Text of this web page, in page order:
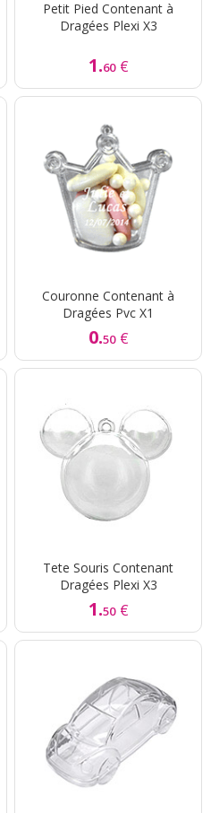
Petit Pied Contenant à
Dragées Plexi X3
1.60 €
Couronne Contenant à
Dragées Pvc X1
0.50 €
Tete Souris Contenant
Dragées Plexi X3
1.50 €